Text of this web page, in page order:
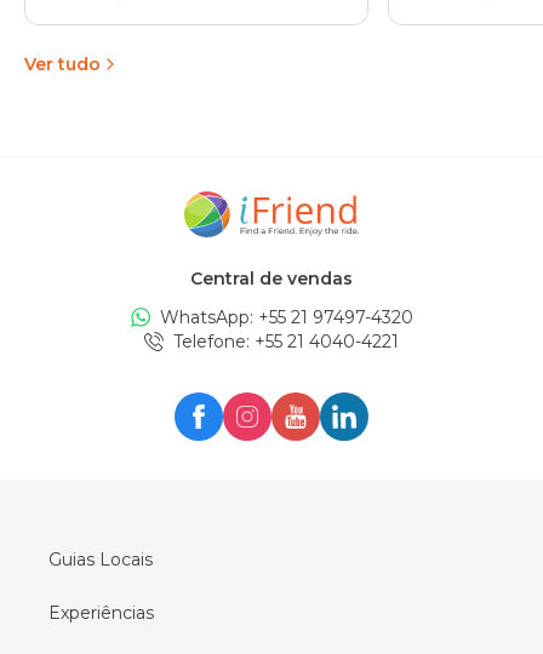
Ver tudo
Central de vendas
WhatsApp: +55 21 97497-4320
Telefone: +55 21 4040-4221
Guias Locais
Experiências